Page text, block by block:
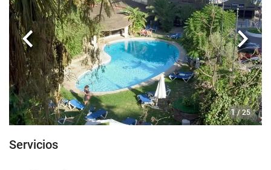
1 / 25
Anterior
Servicios